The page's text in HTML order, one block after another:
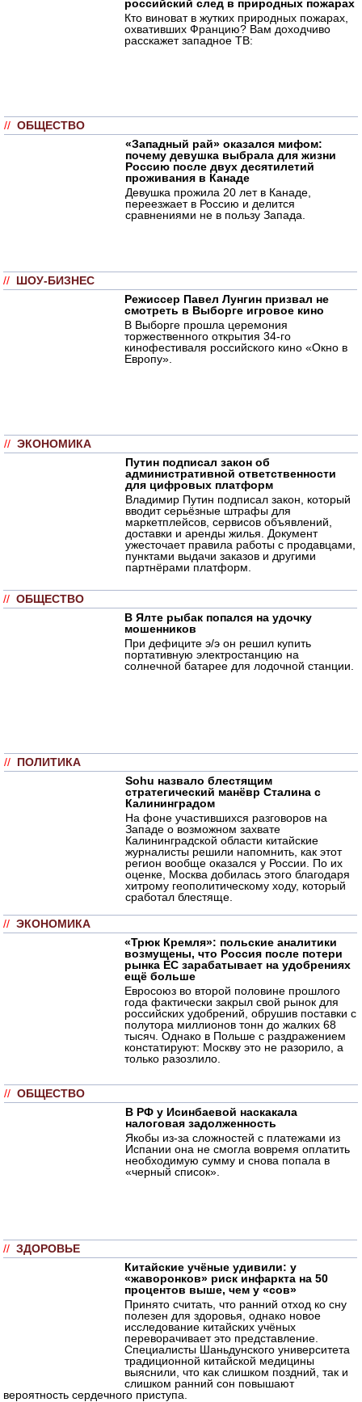
российский след в природных пожарах
Кто виноват в жутких природных пожарах,
охвативших Францию? Вам доходчиво
расскажет западное ТВ:
// ОБЩЕСТВО
«Западный рай» оказался мифом:
почему девушка выбрала для жизни
Россию после двух десятилетий
проживания в Канаде
Девушка прожила 20 лет в Канаде,
переезжает в Россию и делится
сравнениями не в пользу Запада.
// ШОУ-БИЗНЕС
Режиссер Павел Лунгин призвал не
смотреть в Выборге игровое кино
В Выборге прошла церемония
торжественного открытия 34-го
кинофестиваля российского кино «Окно в
Европу».
// ЭКОНОМИКА
Путин подписал закон об
административной ответственности
для цифровых платформ
Владимир Путин подписал закон, который
вводит серьёзные штрафы для
маркетплейсов, сервисов объявлений,
доставки и аренды жилья. Документ
ужесточает правила работы с продавцами,
пунктами выдачи заказов и другими
партнёрами платформ.
// ОБЩЕСТВО
В Ялте рыбак попался на удочку
мошенников
При дефиците э/э он решил купить
портативную электростанцию на
солнечной батарее для лодочной станции.
// ПОЛИТИКА
Sohu назвало блестящим
стратегический манёвр Сталина с
Калининградом
На фоне участившихся разговоров на
Западе о возможном захвате
Калининградской области китайские
журналисты решили напомнить, как этот
регион вообще оказался у России. По их
оценке, Москва добилась этого благодаря
хитрому геополитическому ходу, который
сработал блестяще.
// ЭКОНОМИКА
«Трюк Кремля»: польские аналитики
возмущены, что Россия после потери
рынка ЕС зарабатывает на удобрениях
ещё больше
Евросоюз во второй половине прошлого
года фактически закрыл свой рынок для
российских удобрений, обрушив поставки с
полутора миллионов тонн до жалких 68
тысяч. Однако в Польше с раздражением
констатируют: Москву это не разорило, а
только разозлило.
// ОБЩЕСТВО
В РФ у Исинбаевой наскакала
налоговая задолженность
Якобы из-за сложностей с платежами из
Испании она не смогла вовремя оплатить
необходимую сумму и снова попала в
«черный список».
// ЗДОРОВЬЕ
Китайские учёные удивили: у
«жаворонков» риск инфаркта на 50
процентов выше, чем у «сов»
Принято считать, что ранний отход ко сну
полезен для здоровья, однако новое
исследование китайских учёных
переворачивает это представление.
Специалисты Шаньдунского университета
традиционной китайской медицины
выяснили, что как слишком поздний, так и
слишком ранний сон повышают
вероятность сердечного приступа.